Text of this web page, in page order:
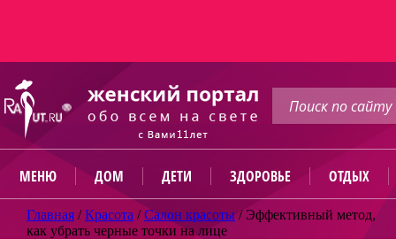
МЕНЮ ДОМ ДЕТИ ЗДОРОВЬЕ ОТДЫХ
Главная /Красота /Салон красоты / Эффективный метод,
как убрать черные точки на лице